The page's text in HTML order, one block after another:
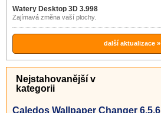
Watery Desktop 3D 3.998
Zajímavá změna vaší plochy.
další aktualizace »
Nejstahovanější v
kategorii
Caledos Wallpaper Changer 6.5.6